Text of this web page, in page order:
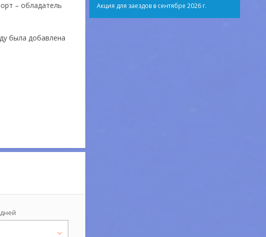
– обладатель
была добавлена
Акция для заездов в сентябре 2026 г.